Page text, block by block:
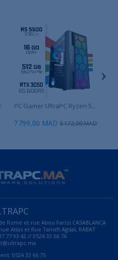
PC Gamer UltraPC Ryzen 5...
7 799,00 MAD 8 172,00 MAD
›
Rome et rue Abou Fariss CASABLANCA
Atlas et Rue Tansift Agdal, RABAT
77 93 42 // 0524 33 66 76
0524 33 66 75